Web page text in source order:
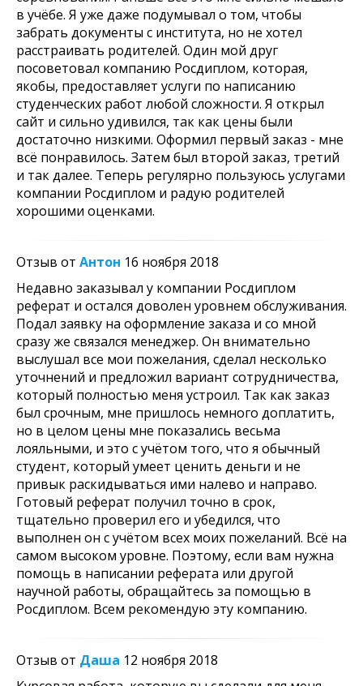
в учёбе. Я уже даже подумывал о том, чтобы
забрать документы с института, но не хотел
расстраивать родителей. Один мой друг
посоветовал компанию Росдиплом, которая,
якобы, предоставляет услуги по написанию
студенческих работ любой сложности. Я открыл
сайт и сильно удивился, так как цены были
достаточно низкими. Оформил первый заказ - мне
всё понравилось. Затем был второй заказ, третий
и так далее. Теперь регулярно пользуюсь услугами
компании Росдиплом и радую родителей
хорошими оценками.
Отзыв от Антон 16 ноября 2018
Недавно заказывал у компании Росдиплом
реферат и остался доволен уровнем обслуживания.
Подал заявку на оформление заказа и со мной
сразу же связался менеджер. Он внимательно
выслушал все мои пожелания, сделал несколько
уточнений и предложил вариант сотрудничества,
который полностью меня устроил. Так как заказ
был срочным, мне пришлось немного доплатить,
но в целом цены мне показались весьма
лояльными, и это с учётом того, что я обычный
студент, который умеет ценить деньги и не
привык раскидываться ими налево и направо.
Готовый реферат получил точно в срок,
тщательно проверил его и убедился, что
выполнен он с учётом всех моих пожеланий. Всё на
самом высоком уровне. Поэтому, если вам нужна
помощь в написании реферата или другой
научной работы, обращайтесь за помощью в
Росдиплом. Всем рекомендую эту компанию.
Отзыв от Даша 12 ноября 2018